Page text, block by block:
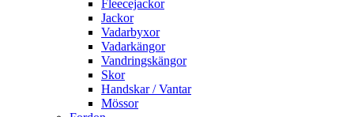
Fleecejackor
Jackor
Vadarbyxor
Vadarkängor
Vandringskängor
Skor
Handskar / Vantar
Mössor